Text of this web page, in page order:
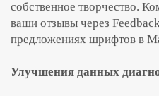
собственное творчество.
ваши отзывы через
предложениях шрифтов в
Улучшения данных